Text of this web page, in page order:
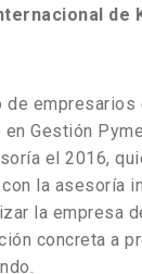
de
de
en Gestión
el 2016,
la asesoría
la empresa
concreta a